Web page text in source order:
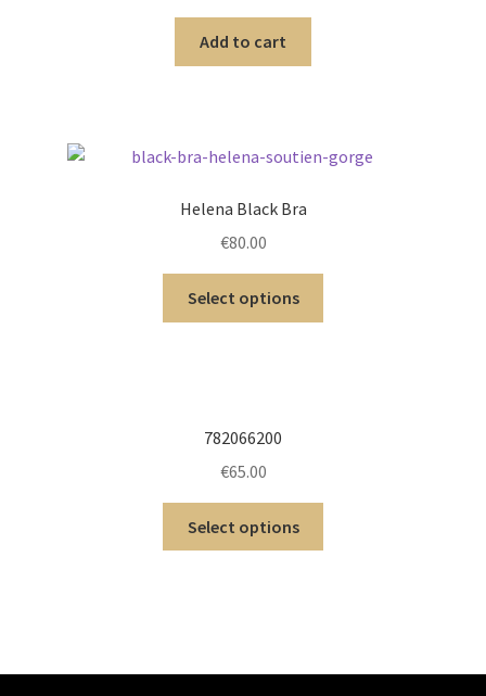
Add to cart
Helena Black Bra
€80.00
Select options
782066200
€65.00
Select options